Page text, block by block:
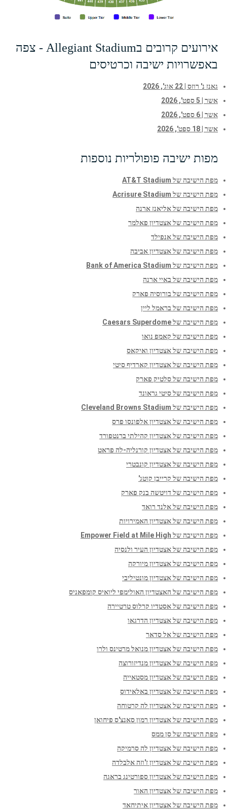
אירועים קרובים בAllegiant Stadium - צפה
באפשרויות ישיבה וכרטיסים
גאנז נ' רוזס | 22 אוג', 2026
אשר | 5 ספט', 2026
אשר | 6 ספט', 2026
אשר | 18 ספט', 2026
מפות ישיבה פופולריות נוספות
מפת הישיבה של AT&T Stadium
מפת הישיבה של Acrisure Stadium
מפת הישיבה של אליאנז ארנה
מפת הישיבה של אצטדיון פאלמר
מפת הישיבה של אנפילד
מפת הישיבה של אצטדיון אביבה
מפת הישיבה של Bank of America Stadium
מפת הישיבה של באיי ארנה
מפת הישיבה של בורוסיה פארק
מפת הישיבה של בראמל ליין
מפת הישיבה של Caesars Superdome
מפת הישיבה של קאמפ נואו
מפת הישיבה של אצטדיון ואיקאס
מפת הישיבה של אצטדיון קארדיף סיטי
מפת הישיבה של סלטיק פארק
מפת הישיבה של סיטי גראונד
מפת הישיבה של Cleveland Browns Stadium
מפת הישיבה של אצטדיון אלפונסו פרס
מפת הישיבה של אצטדיון קהילתי ברנטפורד
מפת הישיבה של אצטדיון קורנליה-לה פראט
מפת הישיבה של אצטדיון קונבטרי
מפת הישיבה של קרייבן קוטג'
מפת הישיבה של דויטשה בנק פארק
מפת הישיבה של אלנד רואד
מפת הישיבה של אצטדיון האמירויות
מפת הישיבה של Empower Field at Mile High
מפת הישיבה של אצטדיון העיר ולנסיה
מפת הישיבה של אצטדיון מיורקה
מפת הישיבה של אצטדיון מונטיליבי
מפת הישיבה של האצטדיון האולימפי ליואיס קומפאניס
מפת הישיבה של אסטדיו קרלוס טרטיירה
מפת הישיבה של אצטדיון הדרגאו
מפת הישיבה של אל סדאר
מפת הישיבה של אצטדיון מנואל מרטינס ולרו
מפת הישיבה של אצטדיון מנדיזורוצה
מפת הישיבה של אצטדיון מסטאייה
מפת הישיבה של אצטדיון באלאידוס
מפת הישיבה של אצטדיון לה קרטוחה
מפת הישיבה של אצטדיון רמון סאנצ'ס פיחואן
מפת הישיבה של סן ממס
מפת הישיבה של אצטדיון לה סרמיקה
מפת הישיבה של אצטדיון ז'וזה אלבלדה
מפת הישיבה של אצטדיון ספורטינג בראגה
מפת הישיבה של אצטדיון האור
מפת הישיבה של אצטדיון איתיחאד